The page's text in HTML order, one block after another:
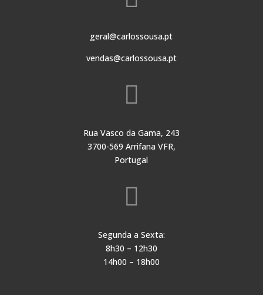
geral@carlossousa.pt
vendas@carlossousa.pt

Rua Vasco da Gama, 243
3700-569 Arrifana VFR,
Portugal

Segunda a Sexta:
8h30 – 12h30
14h00 – 18h00